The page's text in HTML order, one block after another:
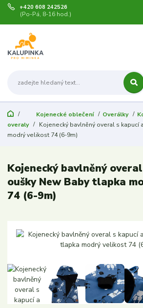
+420 608 242526
(Po-Pá, 8-16 hod.)
Kojenecké oblečení Overálky
overaly
Kojenecký bavlněný overal s kapucí
modrý velikost 74 (6-9m)
Kojenecký bavlněný
oušky New Baby tlapka
74 (6-9m)